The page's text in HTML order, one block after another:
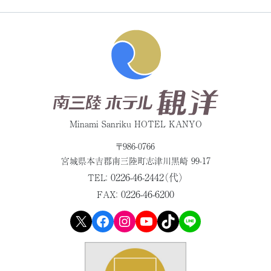
Minami Sanriku HOTEL KANYO
〒986-0766
宮城県本吉郡南三陸町志津川黒崎 99-17
TEL： 0226-46-2442（代）
FAX： 0226-46-6200
X Facebook Instagram YouTube TikTok LINE